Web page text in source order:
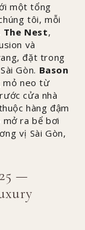
một tổng
tôi, mỗi
The Nest,
và
đặt trong
Gòn. Bason
mỏ neo từ
cửa nhà
hàng đậm
ra bể bơi
vị Sài Gòn,
—